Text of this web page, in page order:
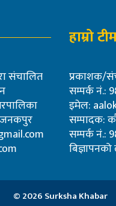
संचालित
जनकपुर
हाम्रो
प्रकाशक/
सम्पर्क नं.:
इमेल:
सम्पादक:
सम्पर्क नं.:
© 2026 Surksha Khabar